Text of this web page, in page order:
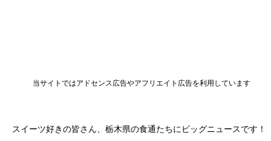
当サイトではアドセンス広告やアフリエイト広告を利用しています
スイーツ好きの皆さん、栃木県の食通たちにビッグニュースです！